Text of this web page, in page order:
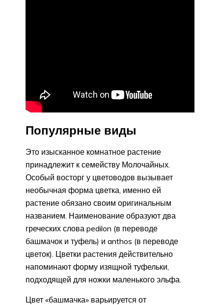
Популярные виды
Это изысканное комнатное растение
принадлежит к семейству Молочайных.
Особый восторг у цветоводов вызывает
необычная форма цветка, именно ей
растение обязано своим оригинальным
названием. Наименование образуют два
греческих слова pedilon (в переводе
башмачок и туфель) и anthos (в переводе
цветок). Цветки растения действительно
напоминают форму изящной туфельки,
подходящей для ножки маленького эльфа.
Цвет «башмачка» варьируется от